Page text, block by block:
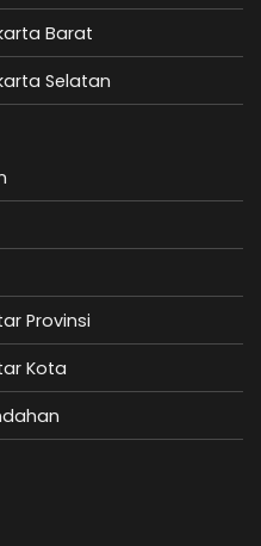
Barat
Selatan
Provinsi
Kota